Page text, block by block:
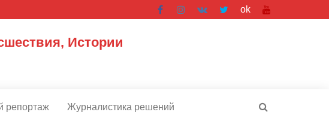
ok
Истории
репортаж Журналистика решений